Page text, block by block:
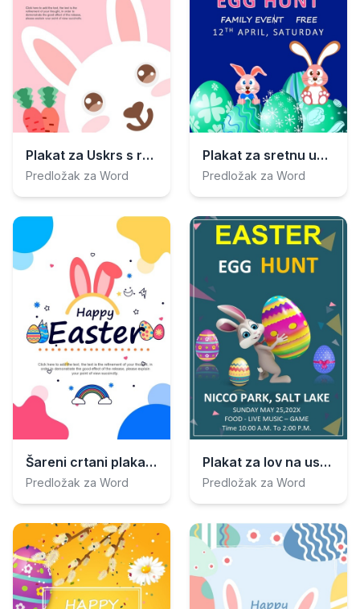
Plakat za Uskrs s ružičastim zecom
Predložak za Word
Plakat za sretnu uskršnju zabavu
Predložak za Word
Šareni crtani plakat za Uskrs
Predložak za Word
Plakat za lov na uskrsna jaja
Predložak za Word